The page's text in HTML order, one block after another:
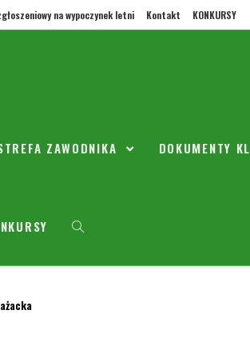
na wypoczynek letni Kontakt KONKURSY
ZAWODNIKA DOKUMENTY
ul. Inżynierska budynek technikum